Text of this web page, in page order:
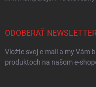
ODOBERAŤ
Vložte svoj e-mail a my Vám
produktoch na našom e-